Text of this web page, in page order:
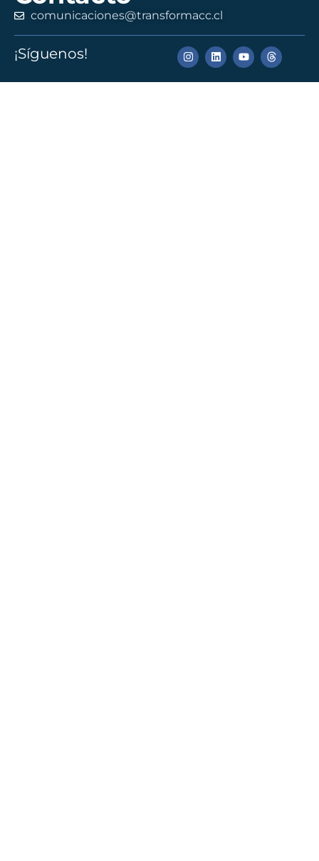
comunicaciones@transformacc.cl
¡Síguenos!